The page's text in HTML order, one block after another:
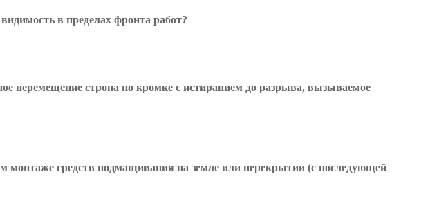
в пределах фронта работ?
перемещение стропа по кромке с истиранием до разрыва, вызываемое
монтаже средств подмащивания на земле или перекрытии (с последующей